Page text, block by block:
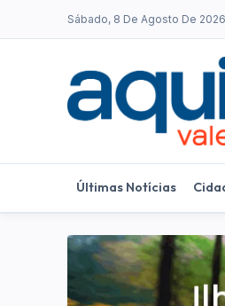
Sábado, 8 De Agosto De 2026
Últimas Notícias